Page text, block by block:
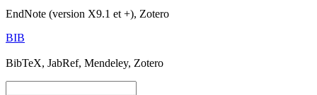
EndNote (version X9.1 et +), Zotero
BIB
BibTeX, JabRef, Mendeley, Zotero